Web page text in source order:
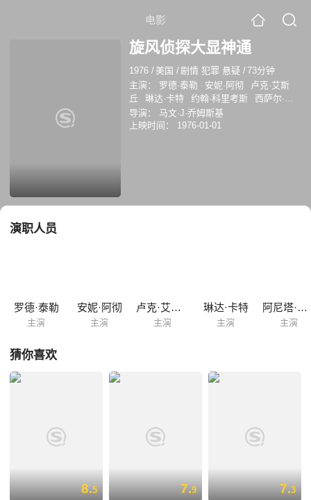
电影
旋风侦探大显神通
1976 / 美国 /剧情 犯罪 悬疑 /73分钟
主演：
罗德·泰勒 安妮·阿彻
卢克·艾斯
丘
琳达·卡特 约翰·科里考斯
西萨尔·达
诺瓦
A.G. Vitanza Gary Cashdollar
迪·费尔斯通
阿尼塔·吉莱特
导演：
马文·J·乔姆斯基
上映时间：
1976-01-01
演职人员
罗德·泰勒
主演
安妮·阿彻
主演
卢克·艾斯丘
主演
琳达·卡特
主演
阿尼塔·吉莱特
主演
猜你喜欢
8.5 7.9 7.3